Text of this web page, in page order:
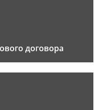
договора